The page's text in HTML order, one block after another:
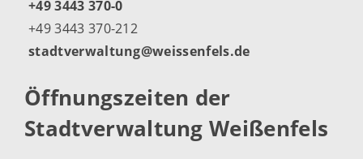
+49 3443 370-0
+49 3443 370-212
stadtverwaltung@weissenfels.de
Öffnungszeiten der
Stadtverwaltung Weißenfels